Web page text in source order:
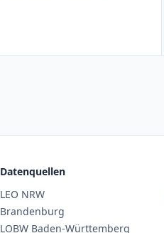
Datenquellen
LEO NRW
Brandenburg
LOBW Baden-Württemberg